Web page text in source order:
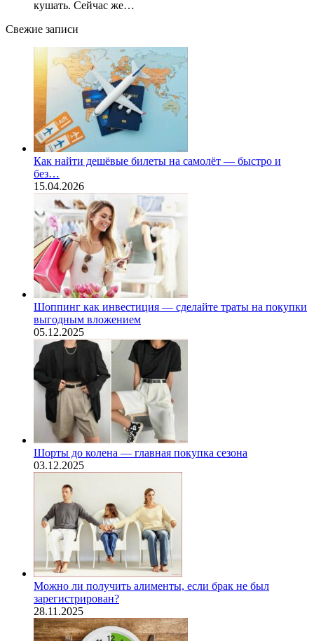
кушать. Сейчас же…
Свежие записи
Как найти дешёвые билеты на самолёт — быстро и
без…
15.04.2026
Шоппинг как инвестиция — сделайте траты на покупки
выгодным вложением
05.12.2025
Шорты до колена — главная покупка сезона
03.12.2025
Можно ли получить алименты, если брак не был
зарегистрирован?
28.11.2025